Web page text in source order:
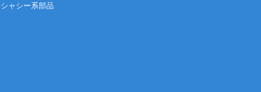
シャシー系部品